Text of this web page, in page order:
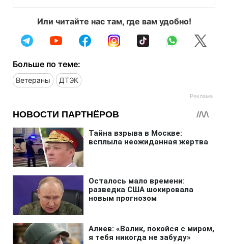
Или читайте нас там, где вам удобно!
Больше по теме:
Ветераны ДТЭК